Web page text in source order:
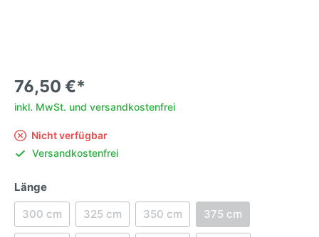
76,50 €*
inkl. MwSt. und versandkostenfrei
Nicht verfügbar
Versandkostenfrei
Länge
300 cm
325 cm 350 cm 375 cm